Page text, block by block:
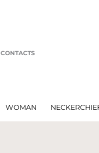
CONTACTS
WOMAN